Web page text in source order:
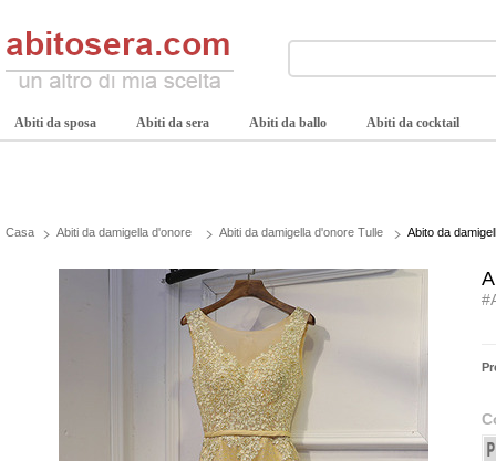
Abiti da sposa Abiti da sera Abiti da ballo Abiti da cocktail
Casa Abiti da damigella d'onore Abiti da damigella d'onore Tulle Abito da